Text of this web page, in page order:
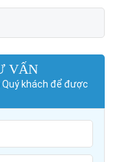
VẤN
khách để được